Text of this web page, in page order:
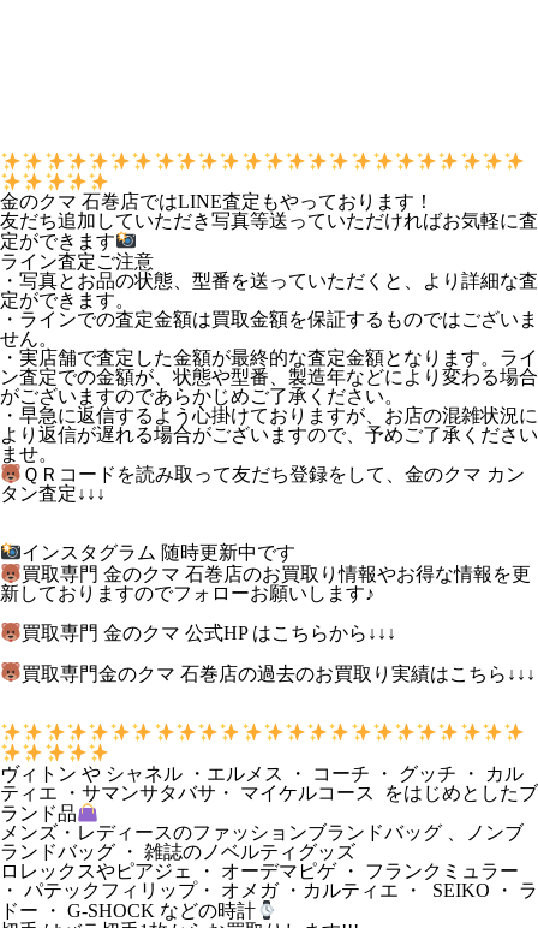
金のクマ 石巻店ではLINE査定もやっております！
友だち追加していただき写真等送っていただければお気軽に査
定ができます
ライン査定ご注意
・写真とお品の状態、型番を送っていただくと、より詳細な査
定ができます。
・ラインでの査定金額は買取金額を保証するものではございま
せん。
・実店舗で査定した金額が最終的な査定金額となります。ライ
ン査定での金額が、状態や型番、製造年などにより変わる場合
がございますのであらかじめご了承ください。
・早急に返信するよう心掛けておりますが、お店の混雑状況に
より返信が遅れる場合がございますので、予めご了承ください
ませ。
ＱＲコードを読み取って友だち登録をして、金のクマ カン
タン査定↓↓↓
インスタグラム 随時更新中です
買取専門 金のクマ 石巻店のお買取り情報やお得な情報を更
新しておりますのでフォローお願いします♪
買取専門 金のクマ 公式HP はこちらから↓↓↓
買取専門金のクマ 石巻店の過去のお買取り実績はこちら↓↓↓
ヴィトン や シャネル ・エルメス ・ コーチ ・ グッチ ・ カル
ティエ ・サマンサタバサ・ マイケルコース をはじめとしたブ
ランド品
メンズ・レディースのファッションブランドバッグ 、ノンブ
ランドバッグ ・ 雑誌のノベルティグッズ
ロレックスやピアジェ ・ オーデマピゲ ・ フランクミュラー
・ パテックフィリップ・ オメガ ・カルティエ ・ SEIKO ・ ラ
ドー ・ G-SHOCK などの時計